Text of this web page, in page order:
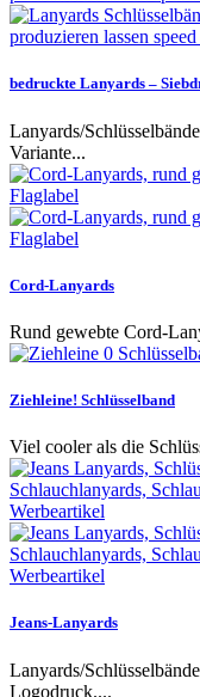
bedruckte Lanyards –
Lanyards/
Variante...
Cord-Lanyards
Rund gewebte Cord-
Ziehleine! Schlüsselband
Viel cooler als die
Jeans-Lanyards
Lanyards/
Logodruck....